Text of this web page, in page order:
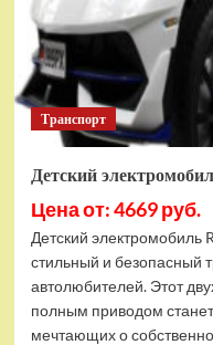
Атака
Транспорт
Детский
Цена от: 4669 руб.
Детский электромобиль
стильный и безопасный
автолюбителей. Этот
полным приводом
мечтающих о